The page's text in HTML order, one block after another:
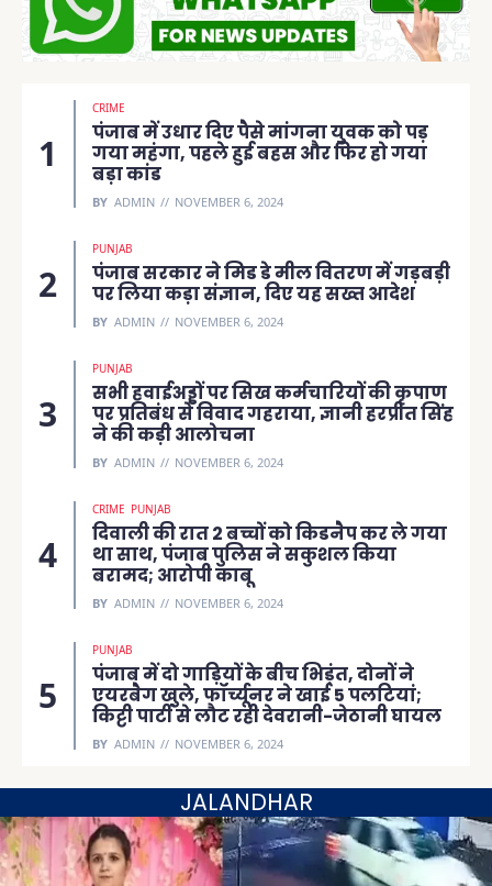
CRIME
पंजाब में उधार दिए पैसे मांगना युवक को पड़
गया महंगा, पहले हुई बहस और फिर हो गया
बड़ा कांड
BY ADMIN NOVEMBER 6, 2024
PUNJAB
पंजाब सरकार ने मिड डे मील वितरण में गड़बड़ी
पर लिया कड़ा संज्ञान, दिए यह सख्त आदेश
BY ADMIN NOVEMBER 6, 2024
PUNJAB
सभी हवाईअड्डों पर सिख कर्मचारियों की कृपाण
पर प्रतिबंध से विवाद गहराया, ज्ञानी हरप्रीत सिंह
ने की कड़ी आलोचना
BY ADMIN NOVEMBER 6, 2024
CRIME PUNJAB
दिवाली की रात 2 बच्चों को किडनैप कर ले गया
था साथ, पंजाब पुलिस ने सकुशल किया
बरामद; आरोपी काबू
BY ADMIN NOVEMBER 6, 2024
PUNJAB
पंजाब में दो गाड़ियों के बीच भिड़ंत, दोनों ने
एयरबैग खुले, फॉर्च्यूनर ने खाई 5 पलटियां;
किट्टी पार्टी से लौट रही देवरानी-जेठानी घायल
BY ADMIN NOVEMBER 6, 2024
JALANDHAR